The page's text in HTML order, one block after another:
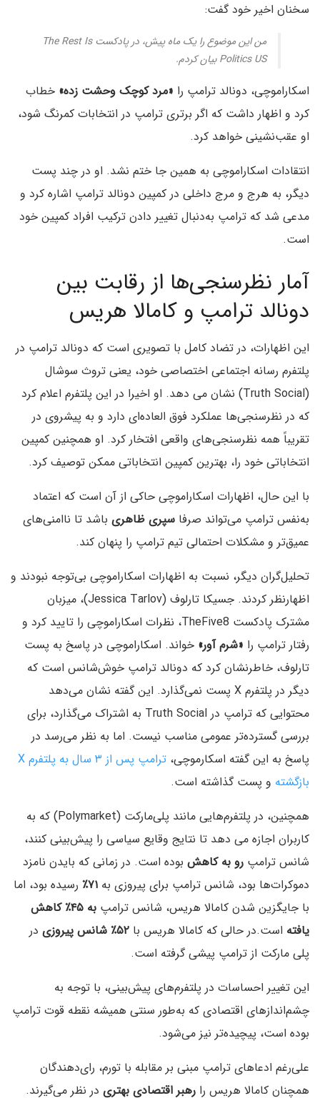
سخنان اخیر خود گفت:
من این موضوع را یک ماه پیش، در پادکست The Rest Is
Politics US بیان کردم.
اسکاراموچی، دونالد ترامپ را «مرد کوچک وحشت زده» خطاب
کرد و اظهار داشت که اگر برتری ترامپ در انتخابات کمرنگ شود،
او عقب‌نشینی خواهد کرد.
انتقادات اسکاراموچی به همین جا ختم نشد. او در چند پست
دیگر، به هرج و مرج داخلی در کمپین دونالد ترامپ اشاره کرد و
مدعی شد که ترامپ به‌دنبال تغییر دادن ترکیب افراد کمپین خود
است.
آمار نظرسنجی‌ها از رقابت بین
دونالد ترامپ و کامالا هریس
این اظهارات، در تضاد کامل با تصویری است که دونالد ترامپ در
پلتفرم رسانه اجتماعی اختصاصی خود، یعنی تروث سوشال
(Truth Social) نشان می دهد. او اخیرا در این پلتفرم اعلام کرد
که در نظرسنجی‌ها عملکرد فوق العاده‌ای دارد و به پیشروی در
تقریباً همه نظرسنجی‌های واقعی افتخار کرد. او همچنین کمپین
انتخاباتی خود را، بهترین کمپین انتخاباتی ممکن توصیف کرد.
با این حال، اظهارات اسکاراموچی حاکی از آن است که اعتماد
به‌نفس ترامپ می‌تواند صرفا سپری ظاهری باشد تا ناامنی‌های
عمیق‌تر و مشکلات احتمالی تیم ترامپ را پنهان کند.
تحلیل‌گران دیگر، نسبت به اظهارات اسکاراموچی بی‌توجه نبودند و
اظهارنظر کردند. جسیکا تارلوف (Jessica Tarlov)، میزبان
مشترک پادکست TheFive8، نظرات اسکاراموچی را تایید کرد و
رفتار ترامپ را «شرم آور» خواند. اسکاراموچی در پاسخ به پست
تارلوف، خاطرنشان کرد که دونالد ترامپ خوش‌شانس است که
دیگر در پلتفرم X پست نمی‌گذارد. این گفته نشان می‌دهد
محتوایی که ترامپ در Truth Social به اشتراک می‌گذارد، برای
بررسی گسترده‌تر عمومی مناسب نیست. اما به نظر می‌رسد در
پاسخ به این گفته اسکارموچی،
ترامپ پس از ۳ سال به پلتفرم X
بازگشته و پست گذاشته است.
همچنین، در پلتفرم‌هایی مانند پلی‌مارکت (Polymarket) که به
کاربران اجازه می دهد تا نتایج وقایع سیاسی را پیش‌بینی کنند،
شانس ترامپ رو به کاهش بوده است. در زمانی که بایدن نامزد
دموکرات‌ها بود، شانس ترامپ برای پیروزی به
رسیده بود، اما
با جایگزین شدن کامالا هریس، شانس ترامپ
به ۴۵٪ کاهش
یافته است.در حالی که کامالا هریس با ۵۲٪ شانس پیروزی
در
پلی مارکت از ترامپ پیشی گرفته است.
این تغییر احساسات در پلتفرم‌های پیش‌بینی، با توجه به
چشم‌اندازهای اقتصادی که به‌طور سنتی همیشه نقطه قوت ترامپ
بوده است، پیچیده‌تر نیز می‌شود.
علی‌رغم ادعاهای ترامپ مبنی بر مقابله با تورم، رای‌دهندگان
همچنان کامالا هریس را رهبر اقتصادی بهتری در نظر می‌گیرند.